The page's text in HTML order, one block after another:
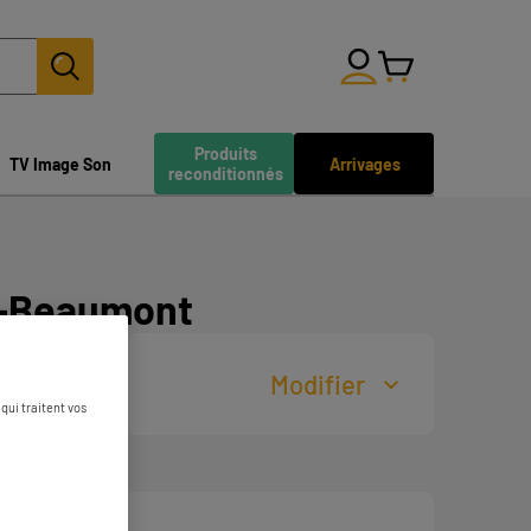
Arrivages
Produits
reconditionnés
TV Image Son
Modifier
qui traitent vos